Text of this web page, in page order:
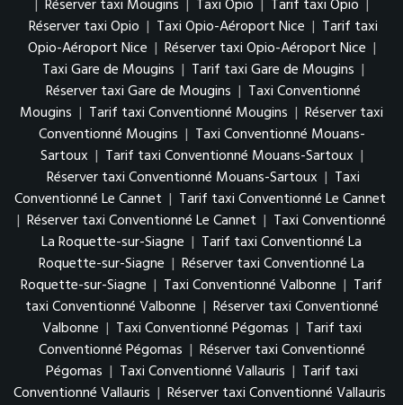
| Réserver taxi Mougins | Taxi Opio | Tarif taxi Opio |
Réserver taxi Opio | Taxi Opio-Aéroport Nice | Tarif taxi
Opio-Aéroport Nice | Réserver taxi Opio-Aéroport Nice |
Taxi Gare de Mougins | Tarif taxi Gare de Mougins |
Réserver taxi Gare de Mougins | Taxi Conventionné
Mougins | Tarif taxi Conventionné Mougins | Réserver taxi
Conventionné Mougins | Taxi Conventionné Mouans-
Sartoux | Tarif taxi Conventionné Mouans-Sartoux |
Réserver taxi Conventionné Mouans-Sartoux | Taxi
Conventionné Le Cannet | Tarif taxi Conventionné Le Cannet
| Réserver taxi Conventionné Le Cannet | Taxi Conventionné
La Roquette-sur-Siagne | Tarif taxi Conventionné La
Roquette-sur-Siagne | Réserver taxi Conventionné La
Roquette-sur-Siagne | Taxi Conventionné Valbonne | Tarif
taxi Conventionné Valbonne | Réserver taxi Conventionné
Valbonne | Taxi Conventionné Pégomas | Tarif taxi
Conventionné Pégomas | Réserver taxi Conventionné
Pégomas | Taxi Conventionné Vallauris | Tarif taxi
Conventionné Vallauris | Réserver taxi Conventionné Vallauris